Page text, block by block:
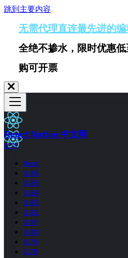
跳到主要内容
无需代理直连最先进的
全绝不掺水，限时优惠
购可开票
React Native 中文网
0.71
Next
0.86
0.85
0.84
0.83
0.82
0.81
0.80
0.79
0.78